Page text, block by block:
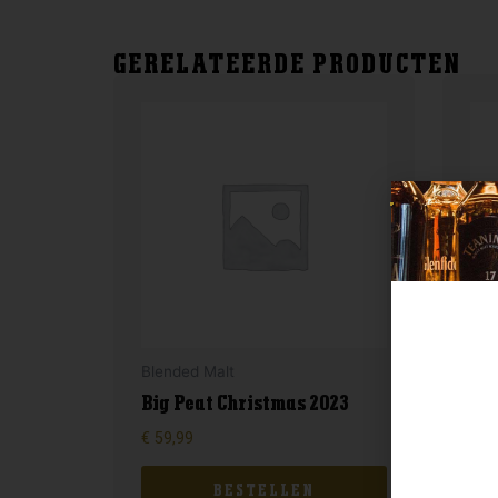
GERELATEERDE PRODUCTEN
Big Peat Christmas 2023
€ 59,99
BESTELLEN